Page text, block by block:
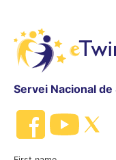
Servei Nacional